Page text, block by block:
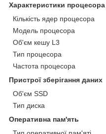
Характеристики процесора
Кількість ядер процесора
Модель процесора
Об'єм кешу L3
Тип процесора
Частота процесора
Пристрої зберігання даних
Об'єм SSD
Тип диска
Оперативна пам'ять